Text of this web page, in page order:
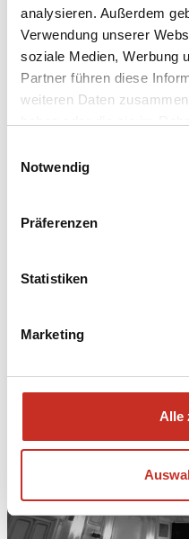
analysieren. Außerdem
Verwendung unserer
soziale Medien, Werbung
Partner führen diese
weiteren Daten
Notwendig
Präferenzen
Statistiken
Marketing
Alle
ABSTRACT
ABOUT
VEREIN